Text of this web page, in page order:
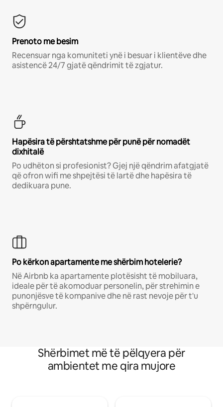
Prenoto me besim
Recensuar nga komuniteti ynë i besuar i klientëve dhe
asistencë 24/7 gjatë qëndrimit të zgjatur.
Hapësira të përshtatshme për punë për nomadët
dixhitalë
Po udhëton si profesionist? Gjej një qëndrim afatgjatë
që ofron wifi me shpejtësi të lartë dhe hapësira të
dedikuara pune.
Po kërkon apartamente me shërbim hotelerie?
Në Airbnb ka apartamente plotësisht të mobiluara,
ideale për të akomoduar personelin, për strehimin e
punonjësve të kompanive dhe në rast nevoje për t'u
shpërngulur.
Shërbimet më të pëlqyera për
ambientet me qira mujore